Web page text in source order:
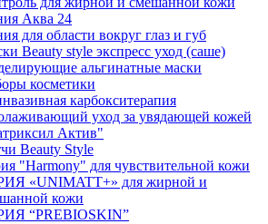
Аква 24
для области вокруг глаз и губ
Beauty style экспресс уход (саше)
альгинатные маски
косметики
карбокситерапия
уход за увядающей кожей
Актив"
Beauty Style
"Harmony" для чувствительной кожи
«UNIMATT+» для жирной и
кожи
“PREBIOSKIN”